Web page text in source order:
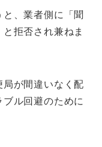
、業者側に「聞
拒否され兼ねま
局が間違いなく配
ル回避のために